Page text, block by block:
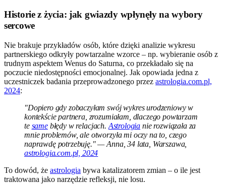
Historie z życia: jak gwiazdy wpłynęły na wybory
sercowe
Nie brakuje przykładów osób, które dzięki analizie wykresu
partnerskiego odkryły powtarzalne wzorce – np. wybieranie osób z
trudnym aspektem Wenus do Saturna, co przekładało się na
poczucie niedostępności emocjonalnej. Jak opowiada jedna z
uczestniczek badania przeprowadzonego przez astrologia.com.pl,
2024:
"Dopiero gdy zobaczyłam swój wykres urodzeniowy w
kontekście partnera, zrozumiałam, dlaczego powtarzam
te samebłędy w relacjach. Astrologia nie rozwiązała za
mnie problemów, ale otworzyła mi oczy na to, czego
naprawdę potrzebuję." — Anna, 34 lata, Warszawa,
astrologia.com.pl, 2024
To dowód, że astrologia bywa katalizatorem zmian – o ile jest
traktowana jako narzędzie refleksji, nie losu.